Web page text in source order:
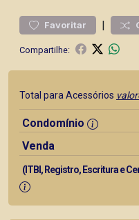
Favoritar |
Compartilhe:
Total para Acessórios
Condomínio
Venda
(ITBI, Registro, Escritura e